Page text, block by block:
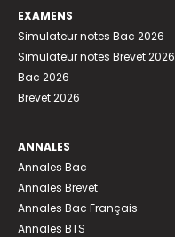
EXAMENS
Simulateur notes Bac 2026
Simulateur notes Brevet 2026
Bac 2026
Brevet 2026
ANNALES
Annales Bac
Annales Brevet
Annales Bac Français
Annales BTS